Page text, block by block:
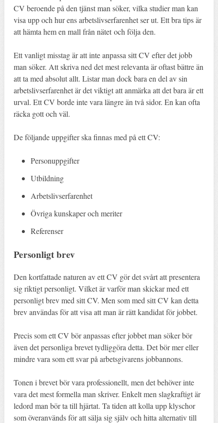
CV beroende på den tjänst man söker, vilka studier man kan
visa upp och hur ens arbetslivserfarenhet ser ut. Ett bra tips är
att hämta hem en mall från nätet och följa den.
Ett vanligt misstag är att inte anpassa sitt CV efter det jobb
man söker. Att skriva ned det mest relevanta är oftast bättre än
att ta med absolut allt. Listar man dock bara en del av sin
arbetslivserfarenhet är det viktigt att anmärka att det bara är ett
urval. Ett CV borde inte vara längre än två sidor. En kan ofta
räcka gott och väl.
De följande uppgifter ska finnas med på ett CV:
Personuppgifter
Utbildning
Arbetslivserfarenhet
Övriga kunskaper och meriter
Referenser
Personligt brev
Den kortfattade naturen av ett CV gör det svårt att presentera
sig riktigt personligt. Vilket är varför man skickar med ett
personligt brev med sitt CV. Men som med sitt CV kan detta
brev användas för att visa att man är rätt kandidat för jobbet.
Precis som ett CV bör anpassas efter jobbet man söker bör
även det personliga brevet tydliggöra detta. Det bör mer eller
mindre vara som ett svar på arbetsgivarens jobbannons.
Tonen i brevet bör vara professionellt, men det behöver inte
vara det mest formella man skriver. Enkelt men slagkraftigt är
ledord man bör ta till hjärtat. Ta tiden att kolla upp klyschor
som överanvänds för att sälja sig själv och hitta alternativ till